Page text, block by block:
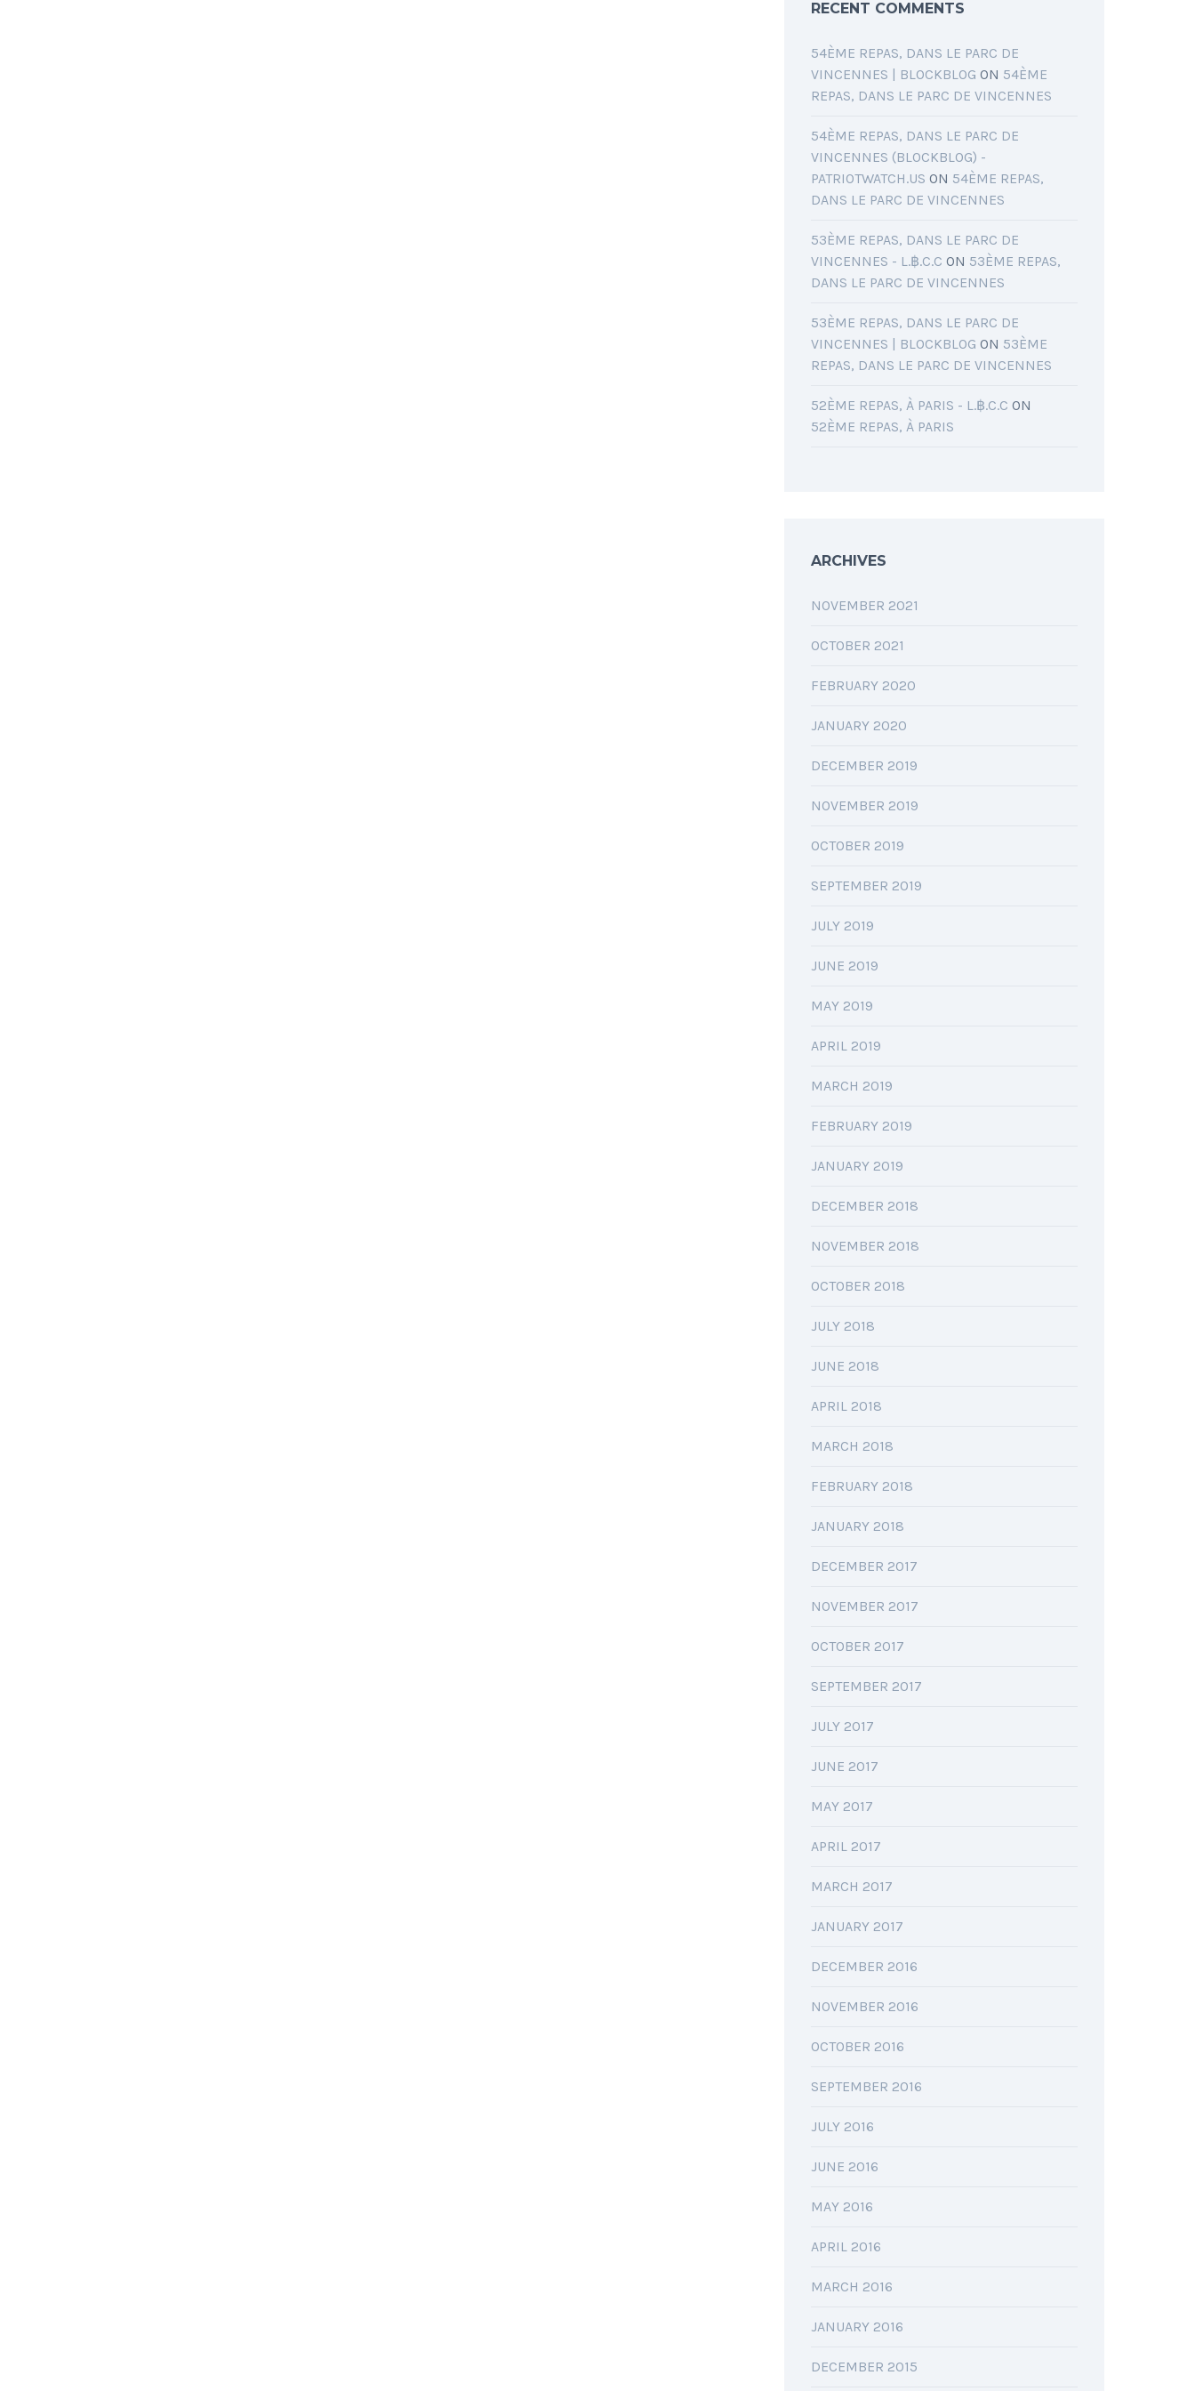
RECENT COMMENTS
54ÈME REPAS, DANS LE PARC DE
VINCENNES | BLOCKBLOG ON 54ÈME
REPAS, DANS LE PARC DE VINCENNES
54ÈME REPAS, DANS LE PARC DE
VINCENNES (BLOCKBLOG) -
PATRIOTWATCH.US ON 54ÈME REPAS,
DANS LE PARC DE VINCENNES
53ÈME REPAS, DANS LE PARC DE
VINCENNES - L.฿.C.C ON 53ÈME REPAS,
DANS LE PARC DE VINCENNES
53ÈME REPAS, DANS LE PARC DE
VINCENNES | BLOCKBLOG ON 53ÈME
REPAS, DANS LE PARC DE VINCENNES
52ÈME REPAS, À PARIS - L.฿.C.C ON
52ÈME REPAS, À PARIS
ARCHIVES
NOVEMBER 2021
OCTOBER 2021
FEBRUARY 2020
JANUARY 2020
DECEMBER 2019
NOVEMBER 2019
OCTOBER 2019
SEPTEMBER 2019
JULY 2019
JUNE 2019
MAY 2019
APRIL 2019
MARCH 2019
FEBRUARY 2019
JANUARY 2019
DECEMBER 2018
NOVEMBER 2018
OCTOBER 2018
JULY 2018
JUNE 2018
APRIL 2018
MARCH 2018
FEBRUARY 2018
JANUARY 2018
DECEMBER 2017
NOVEMBER 2017
OCTOBER 2017
SEPTEMBER 2017
JULY 2017
JUNE 2017
MAY 2017
APRIL 2017
MARCH 2017
JANUARY 2017
DECEMBER 2016
NOVEMBER 2016
OCTOBER 2016
SEPTEMBER 2016
JULY 2016
JUNE 2016
MAY 2016
APRIL 2016
MARCH 2016
JANUARY 2016
DECEMBER 2015